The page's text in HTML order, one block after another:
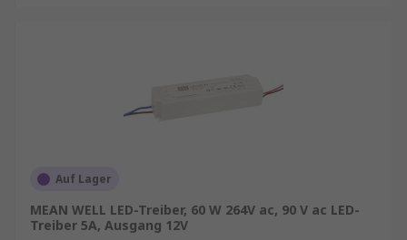
Auf Lager
MEAN WELL LED-Treiber, 60 W 264V ac, 90 V ac LED-
Treiber 5A, Ausgang 12V